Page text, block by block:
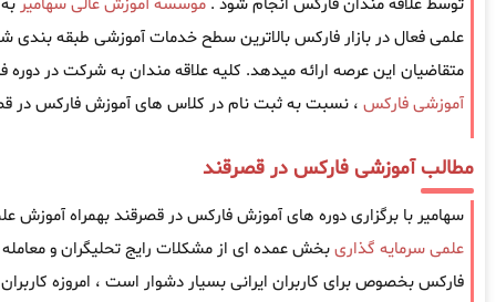
توسط علاقه مندان فارکس انجام شود . موسسه آموزش عالی سهامیر
علمی فعال در بازار فارکس بالاترین سطح خدمات آموزشی طبقه بندی
متقاضیان این عرصه ارائه میدهد. کلیه علاقه مندان به شرکت در دوره
آموزشی فارکس ، نسبت به ثبت نام در کلاس های آموزش فارکس در
مطالب آموزشی فارکس در قصرقند
سهامیر با برگزاری دوره های آموزش فارکس در قصرقند بهمراه آموزش
علمی سرمایه گذاریبخش عمده ای از مشکلات رایج تحلیگران و
فارکس بخصوص برای کاربران ایرانی بسیار دشوار است ، امروزه کاربران